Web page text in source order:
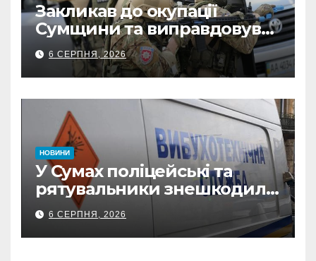
Закликав до окупації
Сумщини та виправдовував
обстріли: СБУ викрила
прокремлівського агітатора
з Охтирки
6 СЕРПНЯ, 2026
НОВИНИ
У Сумах поліцейські та
рятувальники знешкодили
500-кілограмову авіабомбу
росіян
6 СЕРПНЯ, 2026